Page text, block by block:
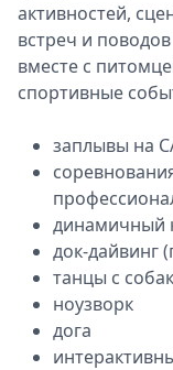
активностей,
встреч и
вместе с
спортивные
заплывы на
динамичный
док-дайвинг
танцы с
ноузворк
дога